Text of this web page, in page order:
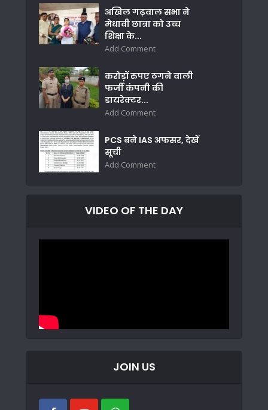
अखिल गढ़वाल सभा ने
मेधावी छात्रा को उच्च
शिक्षा के...
Add Comment
करोड़ों रुपए ठगने वाली
फर्जी कंपनी की
डायरेक्टर...
Add Comment
PCS बने IAS अफसर, देखें
सूची
Add Comment
VIDEO OF THE DAY
JOIN US